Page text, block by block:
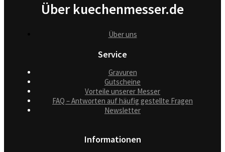
Über kuechenmesser.de
Über uns
Service
Gravuren
Gutscheine
Vorteile unserer Messer
FAQ – Antworten auf häufig gestellte Fragen
Newsletter
Informationen